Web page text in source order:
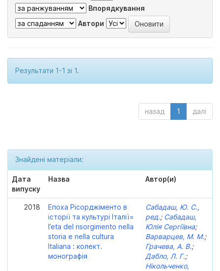
Впорядкування
Автори
Результати 1-1 зі 1.
назад 1 далі
Знайдені матеріали:
Дата
випуску
Назва Автор(и)
2018
Епоха Рісорджіменто в
історії та культурі Італії=
l’eta del risorgimento nella
storia e nella cultura
Italiana : колект.
монографія
Сабадаш, Ю. С.,
ред.; Сабадаш,
Юлія Сергіївна;
Варварцев, М. М.;
Грачева, А. В.;
Дабло, Л. Г.;
Нікольченко,